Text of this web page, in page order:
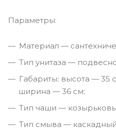
Параметры:
Материал —
Тип унитаза —
Габариты: высота — 35
ширина — 36 см;
Тип чаши —
Тип смыва —